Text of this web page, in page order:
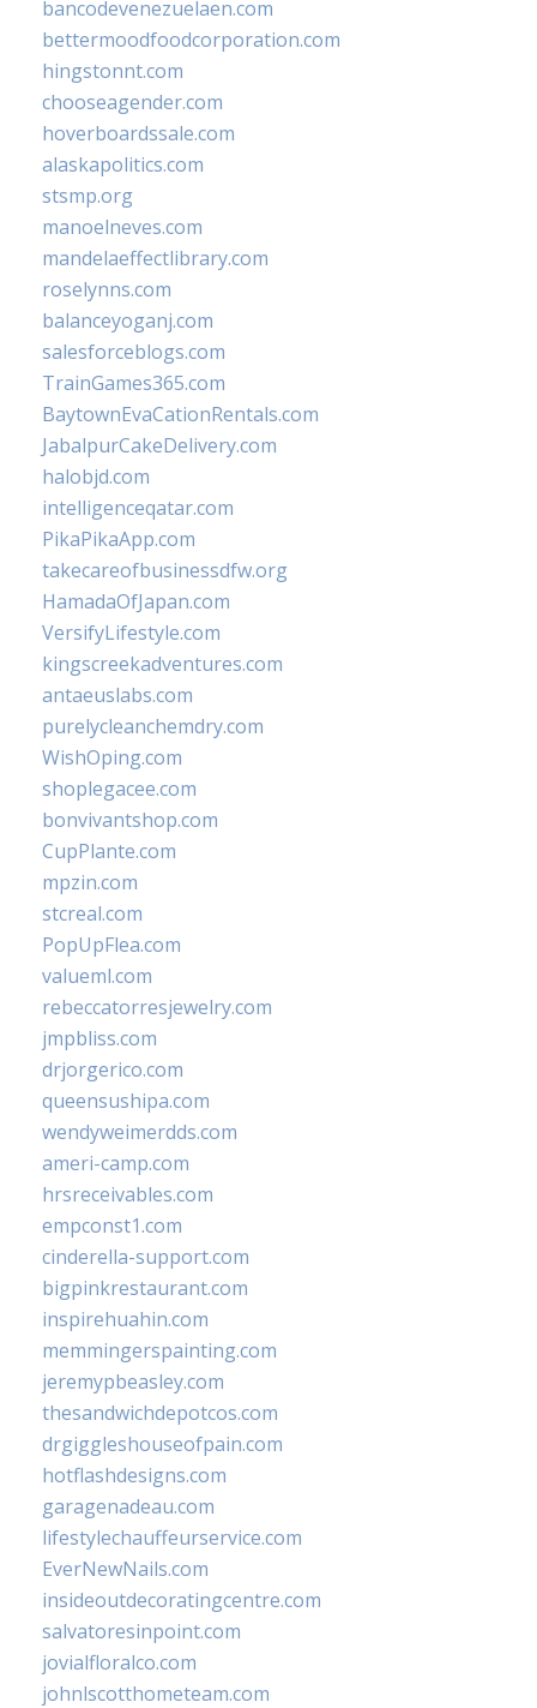
bancodevenezuelaen.com
bettermoodfoodcorporation.com
hingstonnt.com
chooseagender.com
hoverboardssale.com
alaskapolitics.com
stsmp.org
manoelneves.com
mandelaeffectlibrary.com
roselynns.com
balanceyoganj.com
salesforceblogs.com
TrainGames365.com
BaytownEvaCationRentals.com
JabalpurCakeDelivery.com
halobjd.com
intelligenceqatar.com
PikaPikaApp.com
takecareofbusinessdfw.org
HamadaOfJapan.com
VersifyLifestyle.com
kingscreekadventures.com
antaeuslabs.com
purelycleanchemdry.com
WishOping.com
shoplegacee.com
bonvivantshop.com
CupPlante.com
mpzin.com
stcreal.com
PopUpFlea.com
valueml.com
rebeccatorresjewelry.com
jmpbliss.com
drjorgerico.com
queensushipa.com
wendyweimerdds.com
ameri-camp.com
hrsreceivables.com
empconst1.com
cinderella-support.com
bigpinkrestaurant.com
inspirehuahin.com
memmingerspainting.com
jeremypbeasley.com
thesandwichdepotcos.com
drgiggleshouseofpain.com
hotflashdesigns.com
garagenadeau.com
lifestylechauffeurservice.com
EverNewNails.com
insideoutdecoratingcentre.com
salvatoresinpoint.com
jovialfloralco.com
johnlscotthometeam.com